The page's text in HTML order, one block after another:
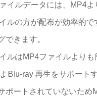
イルデータには、MP4
ルの方が配布が効率的
できます。
ルはMP4ファイルよりも
Blu-ray 再生をサポート
ポートされていないため